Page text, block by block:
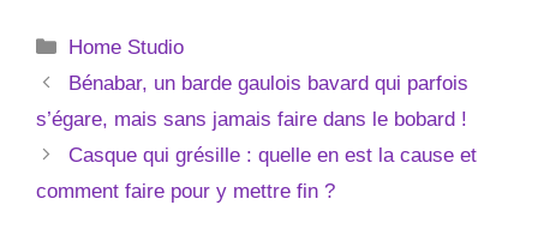
Catégories
Home Studio
Bénabar, un barde gaulois bavard qui parfois
s’égare, mais sans jamais faire dans le bobard !
Casque qui grésille : quelle en est la cause et
comment faire pour y mettre fin ?